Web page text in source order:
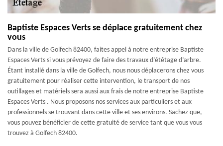
Baptiste Espaces Verts se déplace gratuitement chez
vous
Dans la ville de Golfech 82400, faites appel à notre entreprise Baptiste
Espaces Verts si vous prévoyez de faire des travaux d’étêtage d’arbre.
Étant installé dans la ville de Golfech, nous nous déplacerons chez vous
gratuitement pour réaliser cette intervention, le transport de nos
outillages et matériels sera aussi aux frais de notre entreprise Baptiste
Espaces Verts . Nous proposons nos services aux particuliers et aux
professionnels se trouvant dans cette ville et ses environs. Sachez que,
vous pouvez bénéficier de cette gratuité de service tant que vous vous
trouvez à Golfech 82400.